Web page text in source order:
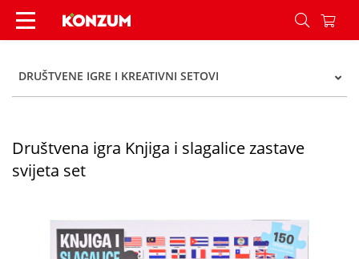
Društvena igra Knjiga i slagalice zastave svijeta
DRUŠTVENE IGRE I KREATIVNI SETOVI
Društvena igra Knjiga i slagalice zastave
svijeta set